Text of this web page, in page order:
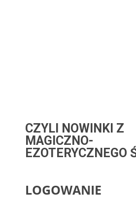
CZYLI NOWINKI Z
MAGICZNO-
EZOTERYCZNEGO
LOGOWANIE